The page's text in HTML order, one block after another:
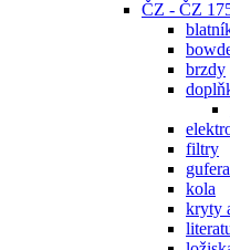
ČZ - ČZ
brzdy
filtry
gufera
kola
kryty